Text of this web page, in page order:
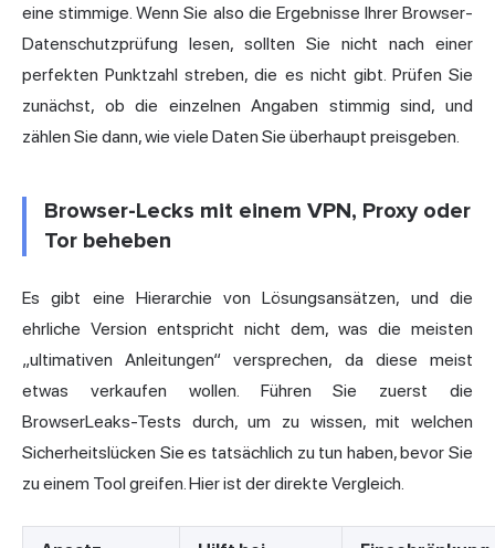
eine stimmige. Wenn Sie also die Ergebnisse Ihrer Browser-
Datenschutzprüfung lesen, sollten Sie nicht nach einer
perfekten Punktzahl streben, die es nicht gibt. Prüfen Sie
zunächst, ob die einzelnen Angaben stimmig sind, und
zählen Sie dann, wie viele Daten Sie überhaupt preisgeben.
Browser-Lecks mit einem VPN, Proxy oder
Tor beheben
Es gibt eine Hierarchie von Lösungsansätzen, und die
ehrliche Version entspricht nicht dem, was die meisten
„ultimativen Anleitungen“ versprechen, da diese meist
etwas verkaufen wollen. Führen Sie zuerst die
BrowserLeaks-Tests durch, um zu wissen, mit welchen
Sicherheitslücken Sie es tatsächlich zu tun haben, bevor Sie
zu einem Tool greifen. Hier ist der direkte Vergleich.